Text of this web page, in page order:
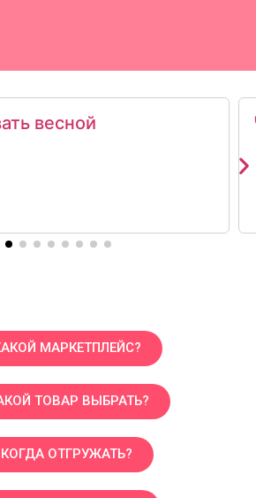
весной
МАРКЕТПЛЕЙС?
ТОВАР ВЫБРАТЬ?
КОГДА ОТГРУЖАТЬ?